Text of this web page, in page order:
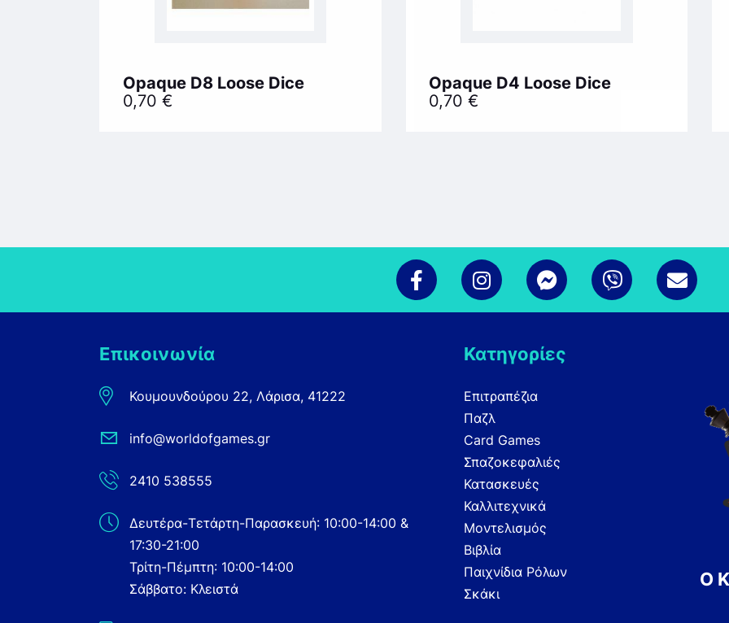
Opaque D8 Loose Dice
0,70 €
Opaque D4 Loose Dice
0,70€
Επικοινωνία
Κουμουνδούρου 22, Λάρισα, 41222
info@worldofgames.gr
2410 538555
Δευτέρα-Τετάρτη-Παρασκευή: 10:00-14:00 &
17:30-21:00
Τρίτη-Πέμπτη: 10:00-14:00
Σάββατο: Κλειστά
Κατηγορίες
Επιτραπέζια
Παζλ
Card Games
Σπαζοκεφαλιές
Κατασκευές
Καλλιτεχνικά
Μοντελισμός
Βιβλία
Παιχνίδια Ρόλων
Σκάκι
Ο